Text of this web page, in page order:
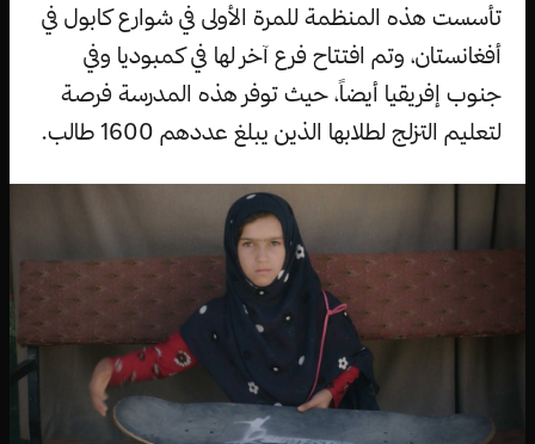
تأسست هذه المنظمة للمرة الأولى في شوارع كابول في
أفغانستان، وتم افتتاح فرع آخر لها في كمبوديا وفي
جنوب إفريقيا أيضاً، حيث توفر هذه المدرسة فرصة
لتعليم التزلج لطلابها الذين يبلغ عددهم 1600 طالب.